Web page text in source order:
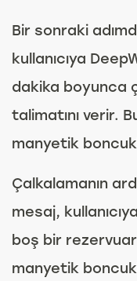
Bir sonraki
kullanıcıya
dakika boyunca
talimatını verir.
manyetik
Çalkalamanın
mesaj,
boş bir rezervuar
manyetik